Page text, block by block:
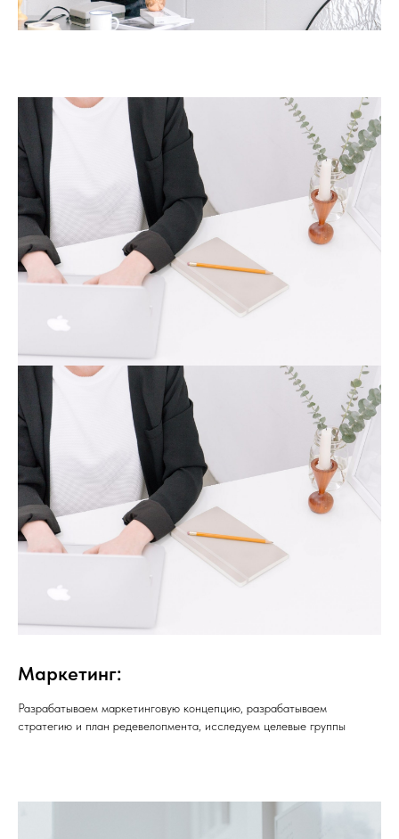
Маркетинг:
Разрабатываем маркетинговую концепцию, разрабатываем
стратегию и план редевелопмента, исследуем целевые группы